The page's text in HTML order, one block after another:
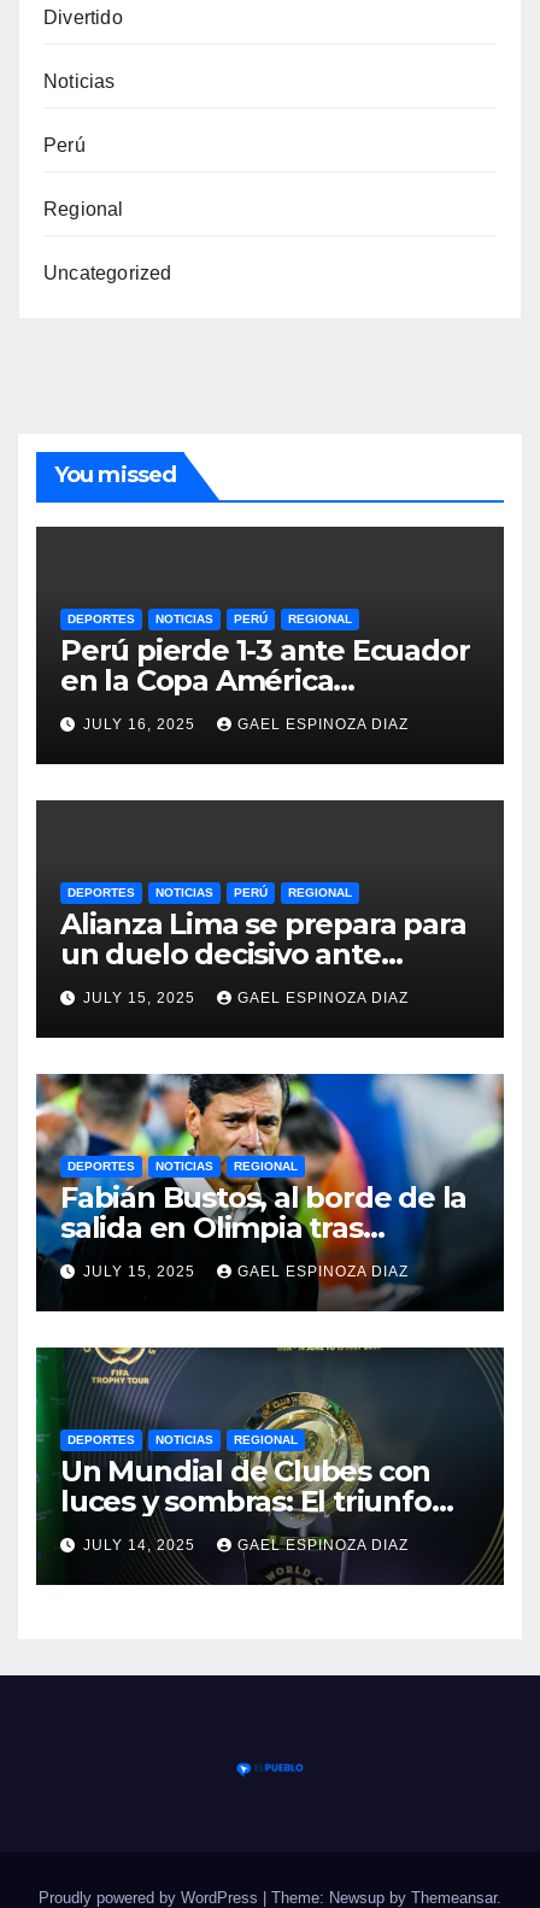
Divertido
Noticias
Perú
Regional
Uncategorized
You missed
DEPORTES NOTICIAS PERÚ REGIONAL
Perú pierde 1-3 ante Ecuador
en la Copa América
Femenina y lidera el Grupo A
JULY 16, 2025 GAEL ESPINOZA DIAZ
DEPORTES NOTICIAS PERÚ REGIONAL
Alianza Lima se prepara para
un duelo decisivo ante
Gremio por la Sudamericana
2025
JULY 15, 2025 GAEL ESPINOZA DIAZ
DEPORTES NOTICIAS REGIONAL
Fabián Bustos, al borde de la
salida en Olimpia tras
dolorosa derrota en
Paraguay
JULY 15, 2025 GAEL ESPINOZA DIAZ
DEPORTES NOTICIAS REGIONAL
Un Mundial de Clubes con
luces y sombras: El triunfo
del Chelsea y las lecciones
del torneo
JULY 14, 2025 GAEL ESPINOZA DIAZ
Proudly powered by WordPress Theme: Newsup by Themeansar.